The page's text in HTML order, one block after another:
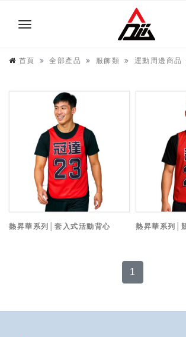
首頁 全部產品 服飾類 運動周邊商品
熱昇華系列│套入式活動背心 熱昇華系列│
1